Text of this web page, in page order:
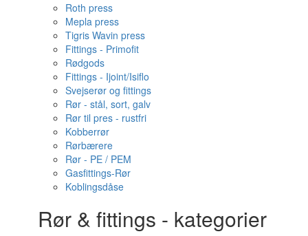
Roth press
Mepla press
Tigris Wavin press
Fittings - Primofit
Rødgods
Fittings - Ijoint/Isiflo
Svejserør og fittings
Rør - stål, sort, galv
Rør til pres - rustfri
Kobberrør
Rørbærere
Rør - PE / PEM
Gasfittings-Rør
Koblingsdåse
Rør & fittings - kategorier